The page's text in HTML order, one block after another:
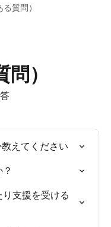
質問）
）
えてください
支援を受ける